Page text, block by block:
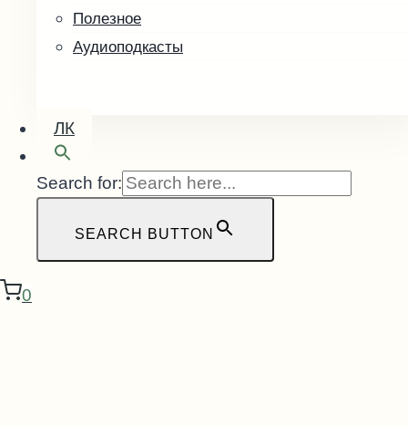
Полезное
Аудиоподкасты
ЛК
Search for:
SEARCH BUTTON
0